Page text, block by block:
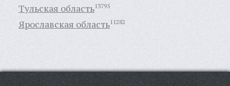
Тульская область13795
Ярославская область11282